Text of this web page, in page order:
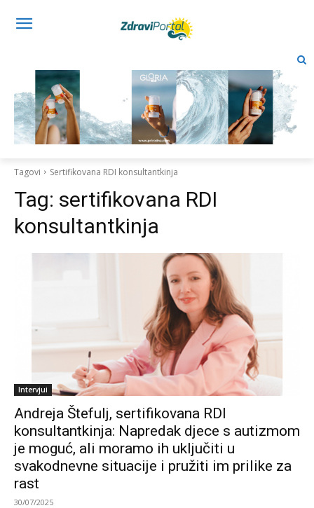
Tagovi Sertifikovana RDI konsultantkinja
Tag: sertifikovana RDI
konsultantkinja
Intervjui
Andreja Štefulj, sertifikovana RDI
konsultantkinja: Napredak djece s autizmom
je moguć, ali moramo ih uključiti u
svakodnevne situacije i pružiti im prilike za
rast
30/07/2025